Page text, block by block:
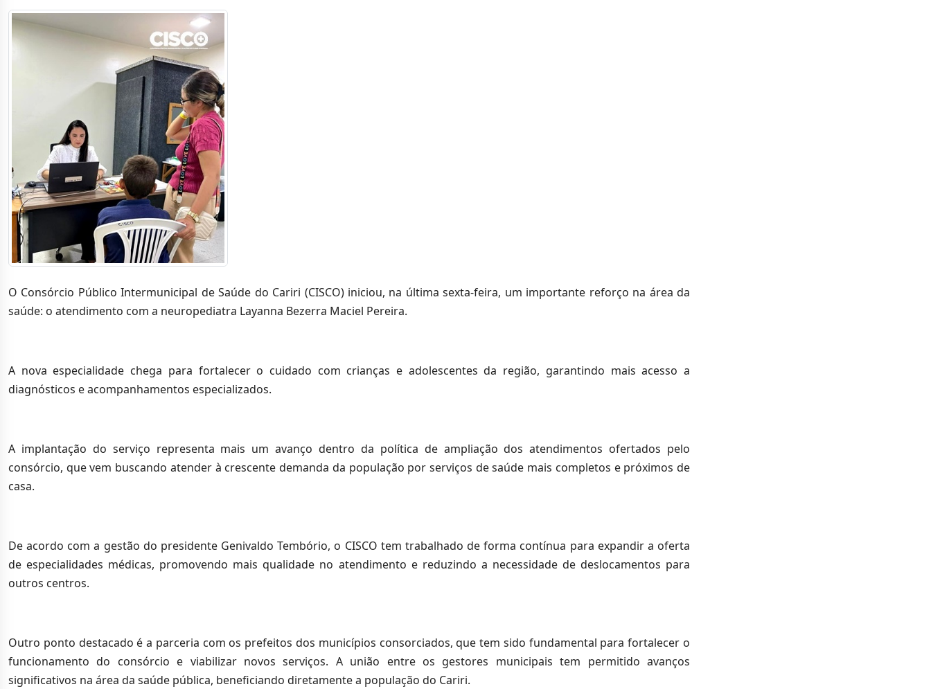
O Consórcio Público Intermunicipal de Saúde do Cariri (CISCO) iniciou, na última sexta-feira, um importante reforço na área da
saúde: o atendimento com a neuropediatra Layanna Bezerra Maciel Pereira.
A nova especialidade chega para fortalecer o cuidado com crianças e adolescentes da região, garantindo mais acesso a
diagnósticos e acompanhamentos especializados.
A implantação do serviço representa mais um avanço dentro da política de ampliação dos atendimentos ofertados pelo
consórcio, que vem buscando atender à crescente demanda da população por serviços de saúde mais completos e próximos de
casa.
De acordo com a gestão do presidente Genivaldo Tembório, o CISCO tem trabalhado de forma contínua para expandir a oferta
de especialidades médicas, promovendo mais qualidade no atendimento e reduzindo a necessidade de deslocamentos para
outros centros.
Outro ponto destacado é a parceria com os prefeitos dos municípios consorciados, que tem sido fundamental para fortalecer o
funcionamento do consórcio e viabilizar novos serviços. A união entre os gestores municipais tem permitido avanços
significativos na área da saúde pública, beneficiando diretamente a população do Cariri.